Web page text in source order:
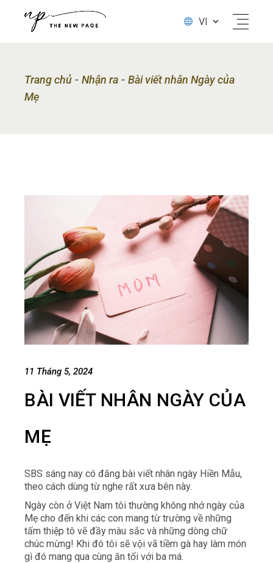
Trang chủ Nhận ra
Bài viết nhân Ngày của
Mẹ
11 Tháng 5, 2024
BÀI VIẾT NHÂN NGÀY CỦA
MẸ
SBS sáng nay có đăng bài viết nhân ngày Hiền Mẫu,
theo cách dùng từ nghe rất xưa bên này.
Ngày còn ở Việt Nam tôi thường không nhớ ngày của
Mẹ cho đến khi các con mang từ trường về những
tấm thiệp tô vẽ đầy màu sắc và những dòng chữ
chúc mừng! Khi đó tôi sẽ vội vã tiềm gà hay làm món
gì đó mang qua cùng ăn tối với ba má.